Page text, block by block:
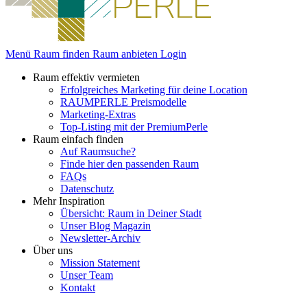
Menü Raum finden Raum anbieten Login
Raum effektiv vermieten
Erfolgreiches Marketing für deine Location
RAUMPERLE Preismodelle
Marketing-Extras
Top-Listing mit der PremiumPerle
Raum einfach finden
Auf Raumsuche?
Finde hier den passenden Raum
FAQs
Datenschutz
Mehr Inspiration
Übersicht: Raum in Deiner Stadt
Unser Blog Magazin
Newsletter-Archiv
Über uns
Mission Statement
Unser Team
Kontakt